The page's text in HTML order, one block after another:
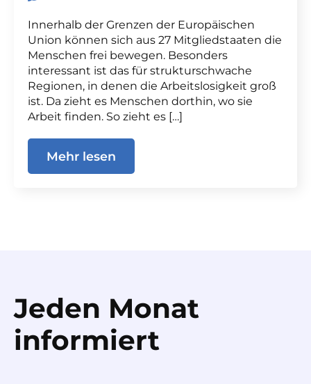
Innerhalb der Grenzen der Europäischen
Union können sich aus 27 Mitgliedstaaten die
Menschen frei bewegen. Besonders
interessant ist das für strukturschwache
Regionen, in denen die Arbeitslosigkeit groß
ist. Da zieht es Menschen dorthin, wo sie
Arbeit finden. So zieht es […]
Mehr lesen
Jeden Monat
informiert